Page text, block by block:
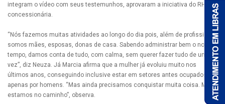
integram o vídeo com seus testemunhos, aprovaram a iniciativa do RH da
concessionária.
“Nós fazemos muitas atividades ao longo do dia pois, além de profissional,
somos mães, esposas, donas de casa. Sabendo administrar bem o nosso
tempo, damos conta de tudo, com calma, sem querer fazer tudo de uma
vez”, diz Neuza. Já Marcia afirma que a mulher já evoluiu muito nos
últimos anos, conseguindo inclusive estar em setores antes ocupados
apenas por homens. “Mas ainda precisamos conquistar muita coisa. Mas
estamos no caminho”, observa.